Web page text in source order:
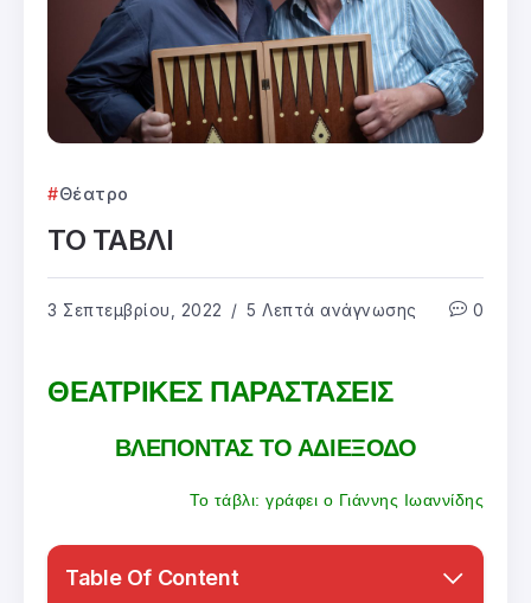
Θέατρο
ΤΟ ΤΑΒΛΙ
3 Σεπτεμβρίου, 2022 5 Λεπτά ανάγνωσης 0
ΘΕΑΤΡΙΚΕΣ ΠΑΡΑΣΤΑΣΕΙΣ
ΒΛΕΠΟΝΤΑΣ ΤΟ ΑΔΙΕΞΟΔΟ
Το τάβλι: γράφει ο Γιάννης Ιωαννίδης
Table Of Content